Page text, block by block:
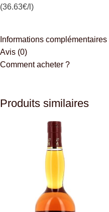
(36.63€/l)
Informations complémentaires
Avis (0)
Comment acheter ?
Produits similaires